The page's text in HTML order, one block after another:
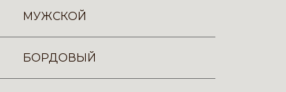
МУЖСКОЙ
БОРДОВЫЙ